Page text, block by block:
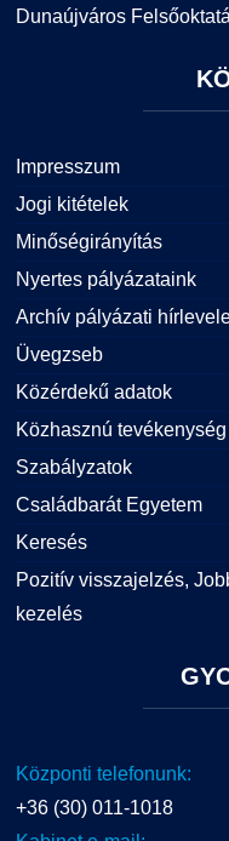
Dunaújváros
Impresszum
Jogi kitételek
Minőségirányítás
Nyertes pályázataink
Archív pályázati
Üvegzseb
Közérdekű adatok
Közhasznú tevékenység
Szabályzatok
Családbarát Egyetem
Keresés
Pozitív visszajelzés,
kezelés
Központi telefonunk:
+36 (30) 011-1018